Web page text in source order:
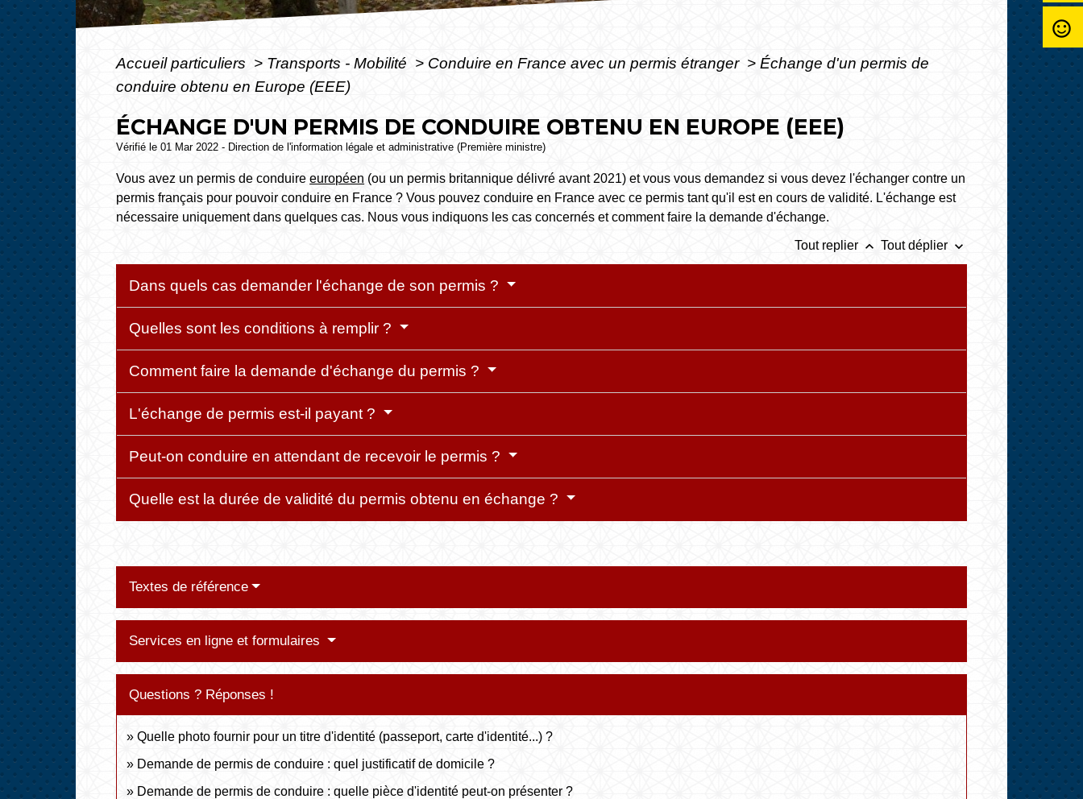
Accueil particuliers > Transports - Mobilité > Conduire en France avec un permis étranger > Échange d'un permis de
conduire obtenu en Europe (EEE)
ÉCHANGE D'UN PERMIS DE CONDUIRE OBTENU EN EUROPE (EEE)
Vérifié le 01 Mar 2022 - Direction de l'information légale et administrative (Première ministre)
Vous avez un permis de conduireeuropéen (ou un permis britannique délivré avant 2021) et vous vous demandez si vous devez l'échanger contre un
permis français pour pouvoir conduire en France ? Vous pouvez conduire en France avec ce permis tant qu'il est en cours de validité. L'échange est
nécessaire uniquement dans quelques cas. Nous vous indiquons les cas concernés et comment faire la demande d'échange.
Tout replier keyboard_arrow_up Tout déplier keyboard_arrow_down
Dans quels cas demander l'échange de son permis ?
Quelles sont les conditions à remplir ?
Comment faire la demande d'échange du permis ?
L'échange de permis est-il payant ?
Peut-on conduire en attendant de recevoir le permis ?
Quelle est la durée de validité du permis obtenu en échange ?
Textes de référence
Services en ligne et formulaires
Questions ? Réponses !
Quelle photo fournir pour un titre d'identité (passeport, carte d'identité...) ?
Demande de permis de conduire : quel justificatif de domicile ?
Demande de permis de conduire : quelle pièce d'identité peut-on présenter ?
sentiment_satisfied_alt